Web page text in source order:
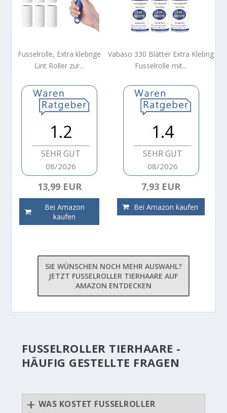
Fusselrolle, Extra klebrige
Lint Roller zur...
Vabaso 330 Blätter Extra Klebrig
Fusselrolle mit...
1.2
SEHR GUT
08/2026
13,99 EUR
Bei Amazon
kaufen
1.4
SEHR GUT
08/2026
7,93 EUR
Bei Amazon kaufen
SIE WÜNSCHEN NOCH MEHR AUSWAHL?
JETZT FUSSELROLLER TIERHAARE AUF
AMAZON ENTDECKEN
FUSSELROLLER TIERHAARE -
HÄUFIG GESTELLTE FRAGEN
WAS KOSTET FUSSELROLLER